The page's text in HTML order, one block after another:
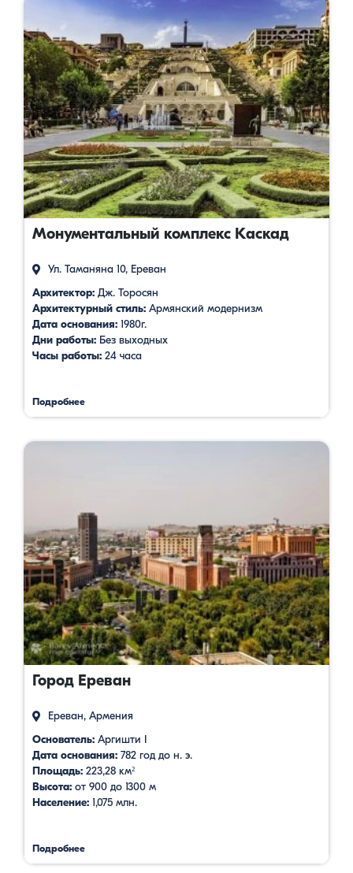
Монументальный комплекс Каскад
Ул. Таманяна 10, Ереван
Архитектор: Дж. Торосян
Архитектурный стиль: Армянский модернизм
Дата основания: 1980г.
Дни работы: Без выходных
Часы работы: 24 часа
Подробнее
Город Ереван
Ереван, Армения
Основатель: Аргишти I
Дата основания: 782 год до н. э.
Площадь: 223,28 км²
Высота: от 900 до 1300 м
Население: 1,075 млн.
Подробнее